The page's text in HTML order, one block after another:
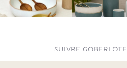
SUIVRE GOBERLOTE